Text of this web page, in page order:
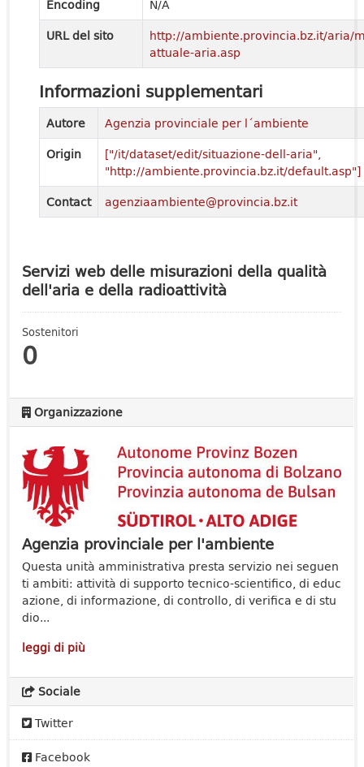
Servizi web delle misurazioni della qualità
dell'aria e della radioattività
Sostenitori
0
Organizzazione
Agenzia provinciale per l'ambiente
Questa unità amministrativa presta servizio nei seguen
ti ambiti: attività di supporto tecnico-scientifico, di educ
azione, di informazione, di controllo, di verifica e di stu
dio...
leggi di più
Sociale
Twitter
Facebook
Encoding
N/A
URL del sito
http://ambiente.provincia.bz.it/aria/
attuale-aria.asp
Informazioni supplementari
Autore
Agenzia provinciale per l´ambiente
Origin
["/it/dataset/edit/situazione-dell-aria",
"http://ambiente.provincia.bz.it/default.asp"]
Contact
agenziaambiente@provincia.bz.it